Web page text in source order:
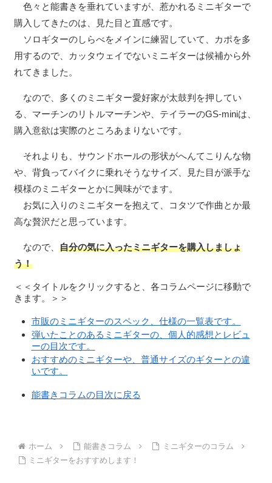
色々と能書きを垂れていますが、惹かれるミニギターで
購入してきたのは、見た目と直感です。
ソロギターのしらべをメインに練習していて、カポを多
用するので、カッタウェイでないミニギターは候補から外
れてきました。
なので、多くのミニギター愛好家が太鼓判を押してい
る、マーチンのリトルマーチンや、テイラーのGS-miniは、
購入意欲は実際のところあまりないです。
それよりも、サウンドホールの形状がへんてこりんな物
や、背負ってバイクに乗れそうなサイズ、見た目が派手な
模様のミニギターとかに興味がでます。
お気に入りのミニギターを抱えて、コタツで作曲とか最
高な贅沢だと思っています。
なので、 自分の気に入ったミニギターを購入しましょ
う！
＜＜タイトルをクリックすると、各コラムページに移動で
きます。＞＞
市販のミニギターのスペック、仕様の一覧表です。
弾いたことのあるミニギターの、個人的感想とレビュ
ーの目次です。
おすすめのミニギターや、普通サイズのギターとの違
いです。
能書きコラムの目次に戻る
ホーム 能書きコラム
ミニギターのコラム
ミニギターをおすすめします！